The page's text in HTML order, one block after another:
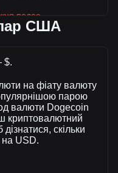
падає.
$0.06977 за
на основі
Dogecoin впав на
торгового дня
на Bitget
США
$.
на фіату валюту
парою
валюти Dogecoin
криптовалютний
скільки
USD.